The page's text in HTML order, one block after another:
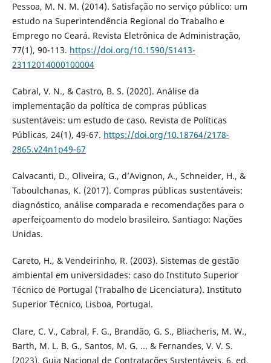
Pessoa, M. N. M. (2014). Satisfação no serviço público: um
estudo na Superintendência Regional do Trabalho e
Emprego no Ceará. Revista Eletrônica de Administração,
77(1), 90-113. https://doi.org/10.1590/S1413-
23112014000100004
Cabral, V. N., & Castro, B. S. (2020). Análise da
implementação da política de compras públicas
sustentáveis: um estudo de caso. Revista de Políticas
Públicas, 24(1), 49-67. https://doi.org/10.18764/2178-
2865.v24n1p49-67
Calvacanti, D., Oliveira, G., d’Avignon, A., Schneider, H., &
Taboulchanas, K. (2017). Compras públicas sustentáveis:
diagnóstico, análise comparada e recomendações para o
aperfeiçoamento do modelo brasileiro. Santiago: Nações
Unidas.
Careto, H., & Vendeirinho, R. (2003). Sistemas de gestão
ambiental em universidades: caso do Instituto Superior
Técnico de Portugal (Trabalho de Licenciatura). Instituto
Superior Técnico, Lisboa, Portugal.
Clare, C. V., Cabral, F. G., Brandão, G. S., Bliacheris, M. W.,
Barth, M. L. B. G., Santos, M. G. ... & Fernandes, V. V. S.
(2023). Guia Nacional de Contratações Sustentáveis. 6. ed.